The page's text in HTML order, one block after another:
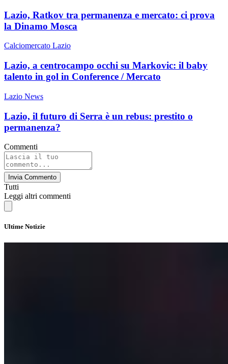
Lazio, Ratkov tra permanenza e mercato: ci prova
la Dinamo Mosca
Calciomercato Lazio
Lazio, a centrocampo occhi su Markovic: il baby
talento in gol in Conference / Mercato
Lazio News
Lazio, il futuro di Serra è un rebus: prestito o
permanenza?
Commenti
Invia Commento
Tutti
Leggi altri commenti
Ultime Notizie